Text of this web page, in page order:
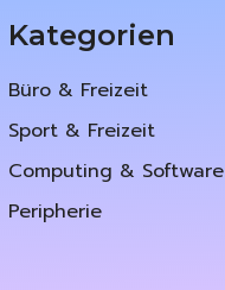
Kategorien
Büro & Freizeit
Sport & Freizeit
Computing & Software
Peripherie